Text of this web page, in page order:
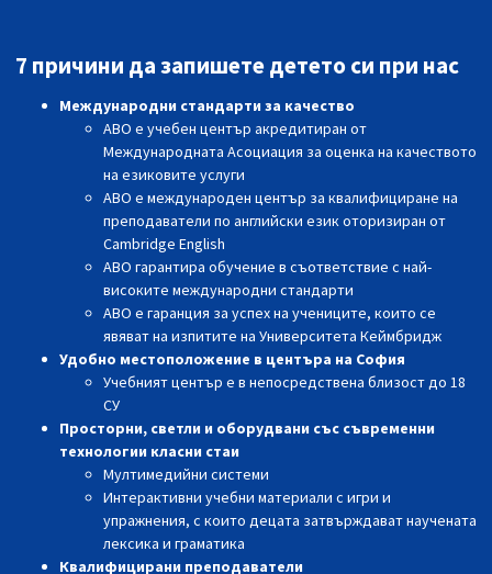
7 причини да запишете детето си при нас
Международни стандарти за качествo
АВО е учебен център акредитиран от
Международната Асоциация за оценка на качеството
на езиковите услуги
АВО е международен център за квалифициране на
преподаватели по английски език оторизиран от
Cambridge English
АВО гарантира обучение в съответствие с най-
високите международни стандарти
АВО е гаранция за успех на учениците, които се
явяват на изпитите на Университета Кеймбридж
Удобно местоположение в центъра на София
Учебният център е в непосредствена близост до 18
СУ
Просторни, светли и оборудвани със съвременни
технологии класни стаи
Мултимедийни системи
Интерактивни учебни материали с игри и
упражнения, с които децата затвърждават научената
лексика и граматика
Квалифицирани преподаватели